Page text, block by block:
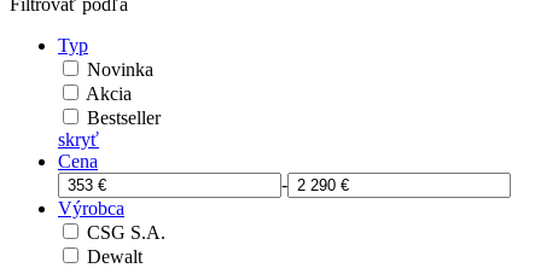
Filtrovať podľa
Typ
Novinka
Akcia
Bestseller
skryť
Cena
-
Výrobca
CSG S.A.
Dewalt